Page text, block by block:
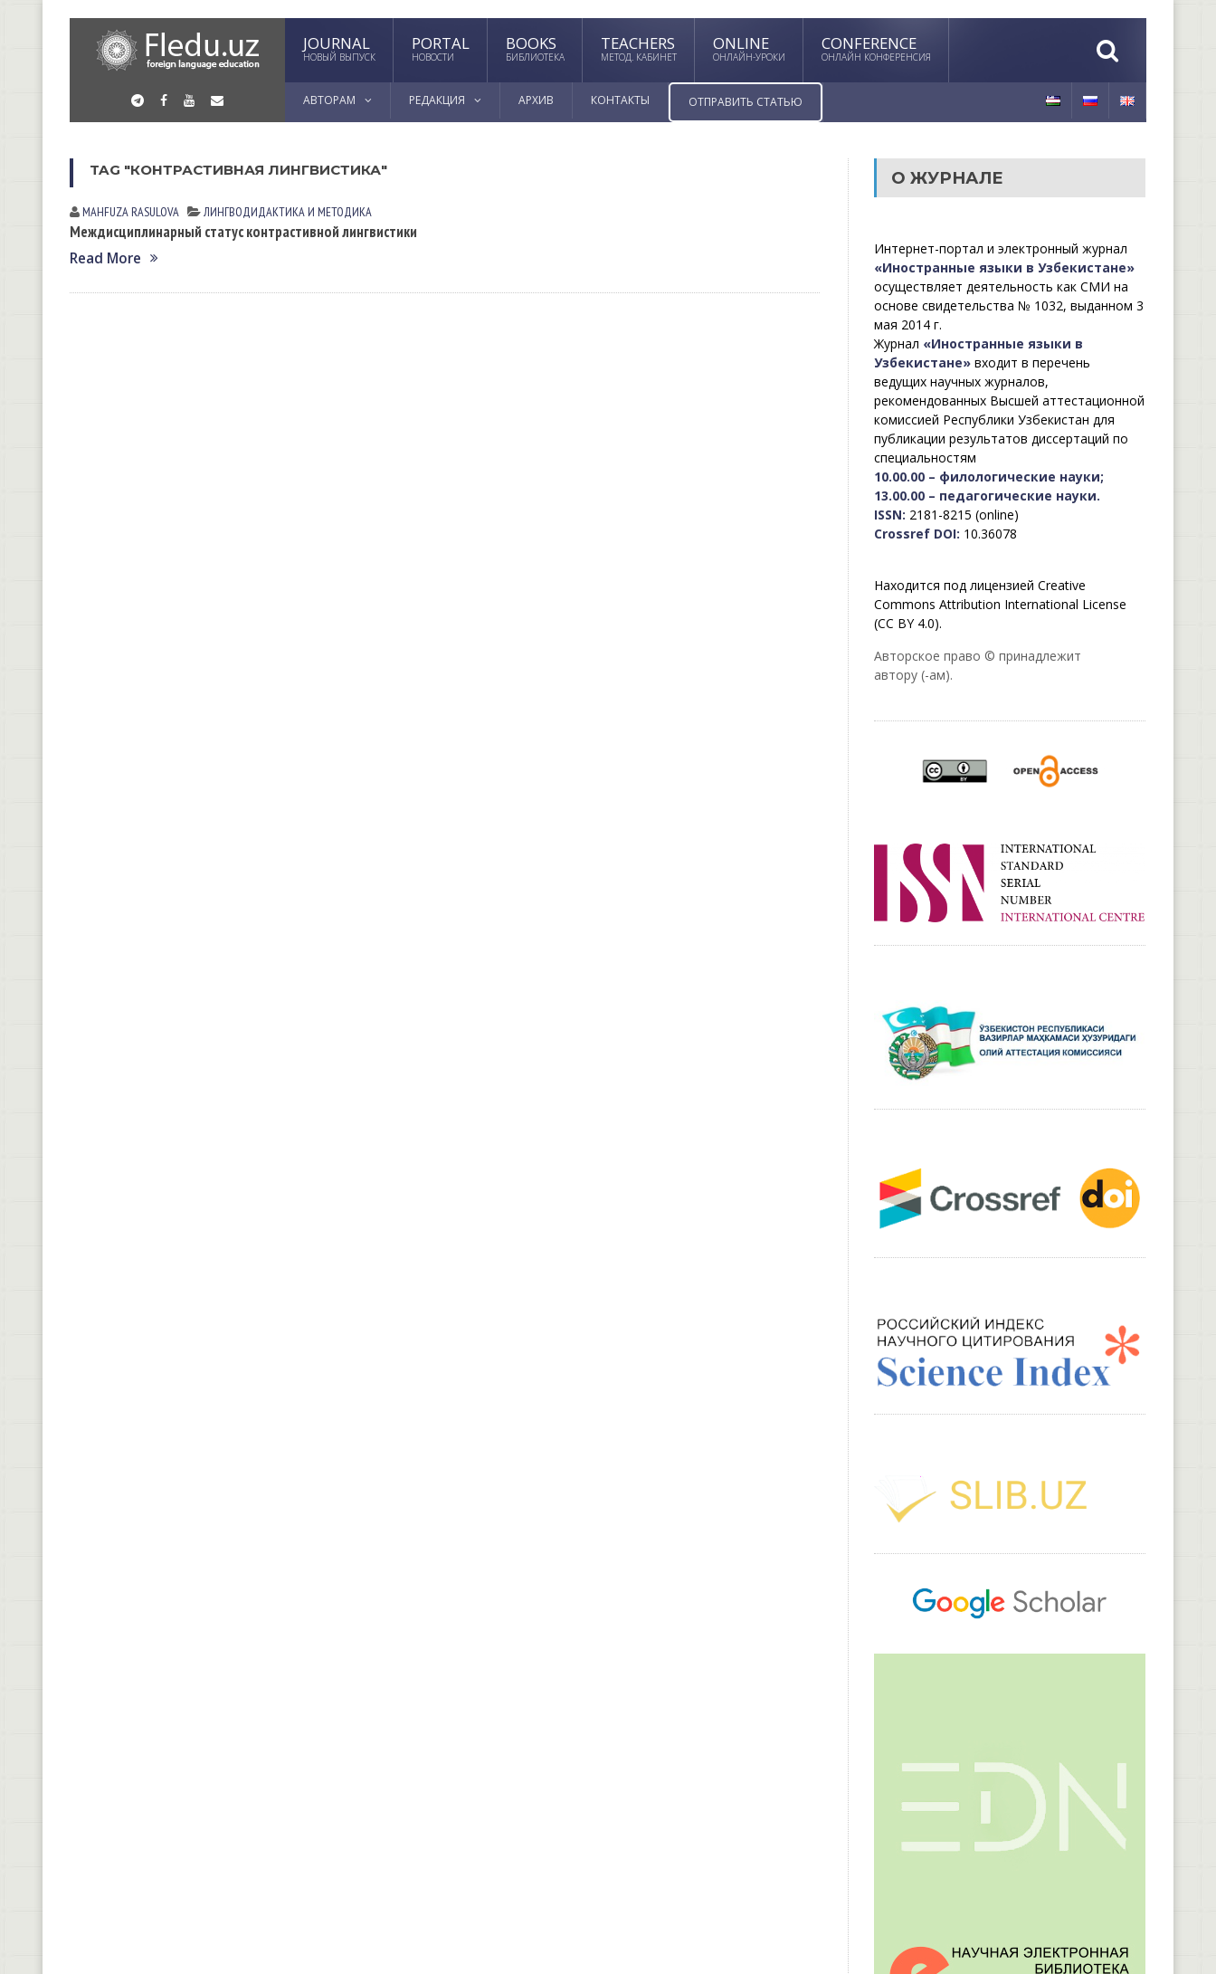
JOURNAL
НОВЫЙ ВЫПУСК
PORTAL
НОВОСТИ
BOOKS
БИБЛИОТЕКА
TEACHERS
МЕТОД. КАБИНЕТ
ONLINE
ОНЛАЙН-УРОКИ
CONFERENCE
ОНЛАЙН КОНФЕРЕНСИЯ
АВТОРАМ РЕДАКЦИЯ АРХИВ КОНТАКТЫ ОТПРАВИТЬ СТАТЬЮ
TAG "КОНТРАСТИВНАЯ ЛИНГВИСТИКА"
MAHFUZA RАSULOVА ЛИНГВОДИДАКТИКА И МЕТОДИКА
Междисциплинарный статус контрастивной лингвистики
Read More
О ЖУРНАЛЕ
Интернет-портал и электронный журнал
«Иностранные языки в Узбекистане»
осуществляет деятельность как СМИ на
основе свидетельства № 1032, выданном 3
мая 2014 г.
Журнал «Иностранные языки в
Узбекистане»входит в перечень
ведущих научных журналов,
рекомендованных Высшей аттестационной
комиссией Республики Узбекистан для
публикации результатов диссертаций по
специальностям
10.00.00 – филологические науки;
13.00.00 – педагогические науки.
ISSN: 2181-8215 (online)
Crossref DOI: 10.36078
Находится под лицензией Creative
Commons Attribution International License
(CC BY 4.0).
Авторское право © принадлежит
автору (-ам).